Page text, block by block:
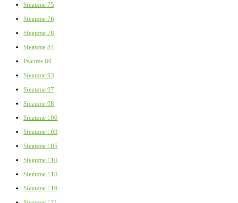
Sieaume 75
Sieaume 76
Sieaume 78
Sieaume 84
Psaume 89
Sieaume 93
Sieaume 97
Sieaume 98
Sieaume 100
Sieaume 103
Sieaume 105
Sieaume 110
Sieaume 118
Sieaume 119